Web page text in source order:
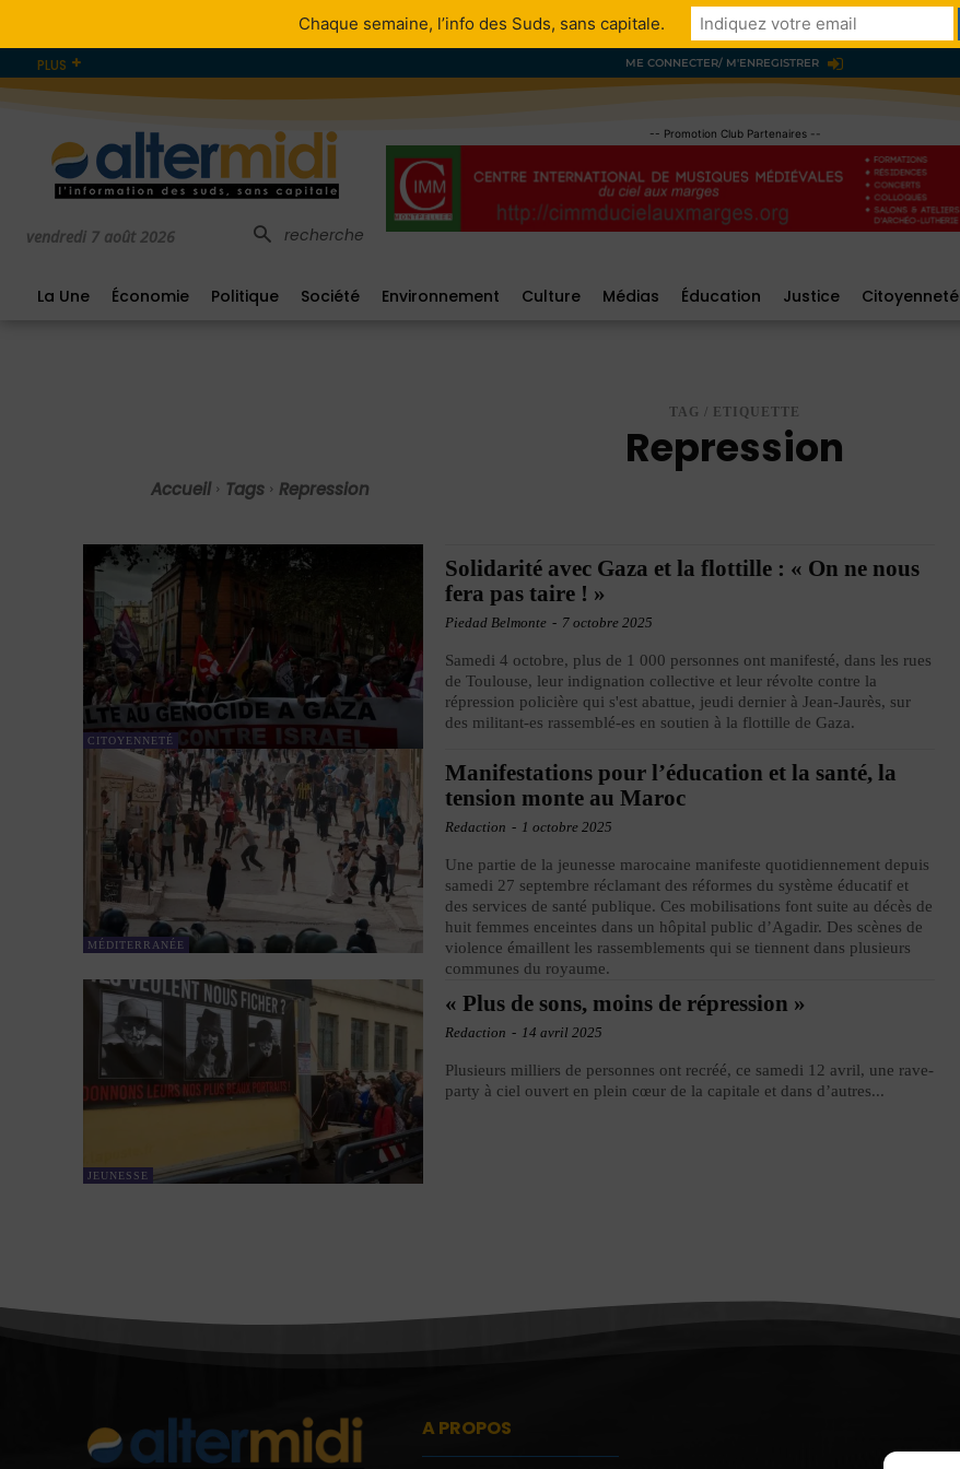
PLUS ME CONNECTER/ M'ENREGISTRER
vendredi 7 août 2026 recherche
-- Promotion Club Partenaires --
La Une Économie Politique Société Environnement Culture Médias Éducation Justice Citoyenneté
TAG / ETIQUETTE
Repression
Accueil Tags Repression
CITOYENNETÉ
Solidarité avec Gaza et la flottille : « On ne nous
fera pas taire ! »
Piedad Belmonte - 7 octobre 2025
Samedi 4 octobre, plus de 1 000 personnes ont manifesté, dans les rues
de Toulouse, leur indignation collective et leur révolte contre la
répression policière qui s'est abattue, jeudi dernier à Jean-Jaurès, sur
des militant-es rassemblé-es en soutien à la flottille de Gaza.
MÉDITERRANÉE
Manifestations pour l’éducation et la santé, la
tension monte au Maroc
Redaction - 1 octobre 2025
Une partie de la jeunesse marocaine manifeste quotidiennement depuis
samedi 27 septembre réclamant des réformes du système éducatif et
des services de santé publique. Ces mobilisations font suite au décès de
huit femmes enceintes dans un hôpital public d’Agadir. Des scènes de
violence émaillent les rassemblements qui se tiennent dans plusieurs
communes du royaume.
JEUNESSE
« Plus de sons, moins de répression »
Redaction - 14 avril 2025
Plusieurs milliers de personnes ont recréé, ce samedi 12 avril, une rave-
party à ciel ouvert en plein cœur de la capitale et dans d’autres...
A PROPOS
Chaque semaine, l’info des Suds, sans capitale.